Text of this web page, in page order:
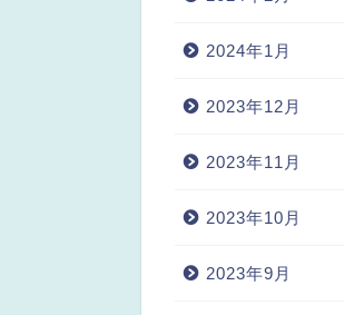
2024年1月
2023年12月
2023年11月
2023年10月
2023年9月